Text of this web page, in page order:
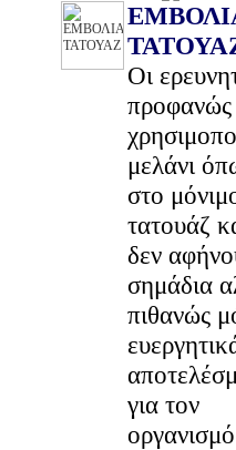
Oι
προφανώς
μελάνι
στο
τατουάζ
δεν
σημάδια
πιθανώς
για τον